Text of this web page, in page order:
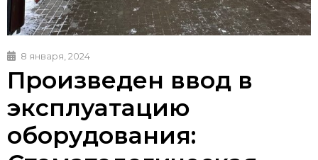
8 января, 2024
Произведен ввод в
эксплуатацию
оборудования: